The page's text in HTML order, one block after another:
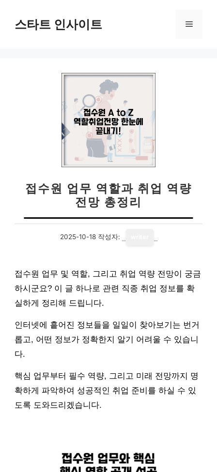
스타트 인사이트 메
접수원 업무 역할과 취업 역량
전망 총정리
2025-10-18 작성자:
접수원 업무 및 역할, 그리고 취업 역량 전망이 궁금
하시군요? 이 글 하나로 관련 직종 취업 정보를 확
실하게 정리해 드립니다.
인터넷에 흩어진 정보들을 일일이 찾아보기는 번거
롭고, 어떤 정보가 정확한지 알기 어려울 수 있습니
다.
핵심 업무부터 필수 역량, 그리고 미래 전망까지 명
확하게 파악하여 성공적인 취업 준비를 하실 수 있
도록 도와드리겠습니다.